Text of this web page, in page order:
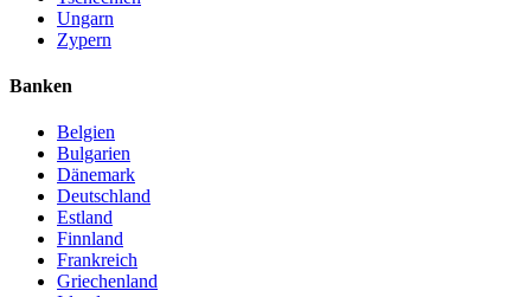
Ungarn
Zypern
Banken
Belgien
Bulgarien
Dänemark
Deutschland
Estland
Finnland
Frankreich
Griechenland